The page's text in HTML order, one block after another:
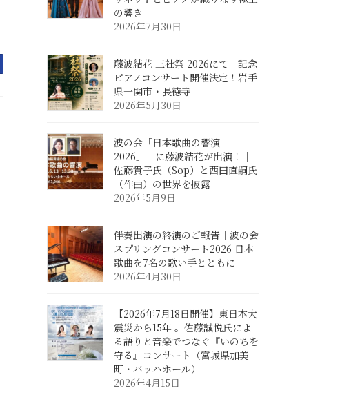
の響き
2026年7月30日
藤波結花 三社祭 2026にて 記念
ピアノコンサート開催決定！岩手
県一関市・長徳寺
2026年5月30日
波の会「日本歌曲の響演
2026」 に藤波結花が出演！｜
佐藤貴子氏（Sop）と西田直嗣氏
（作曲）の世界を披露
2026年5月9日
伴奏出演の終演のご報告｜波の会
スプリングコンサート2026 日本
歌曲を7名の歌い手とともに
2026年4月30日
【2026年7月18日開催】東日本大
震災から15年 。佐藤誠悦氏によ
る語りと音楽でつなぐ『いのちを
守る』コンサート（宮城県加美
町・バッハホール）
2026年4月15日